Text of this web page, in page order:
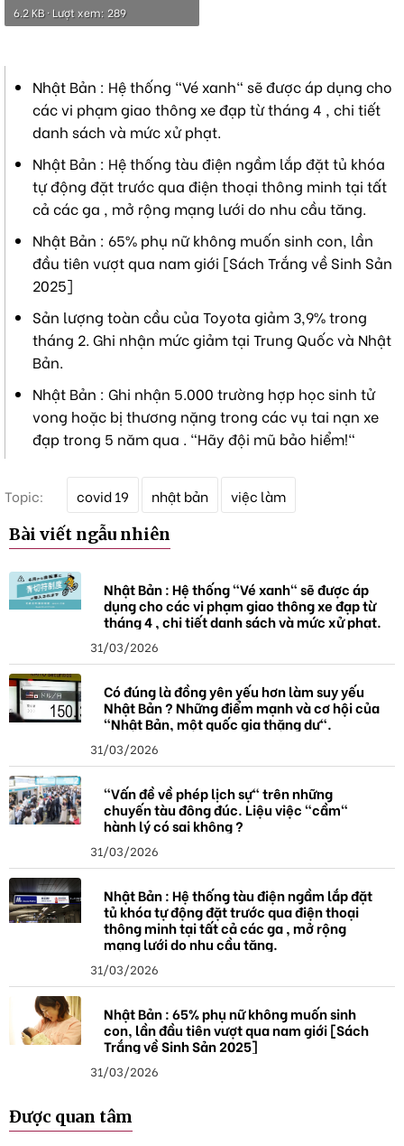
6.2 KB · Lượt xem: 289
Nhật Bản : Hệ thống "Vé xanh" sẽ được áp dụng cho
các vi phạm giao thông xe đạp từ tháng 4 , chi tiết
danh sách và mức xử phạt.
Nhật Bản : Hệ thống tàu điện ngầm lắp đặt tủ khóa
tự động đặt trước qua điện thoại thông minh tại tất
cả các ga , mở rộng mạng lưới do nhu cầu tăng.
Nhật Bản : 65% phụ nữ không muốn sinh con, lần
đầu tiên vượt qua nam giới [Sách Trắng về Sinh Sản
2025]
Sản lượng toàn cầu của Toyota giảm 3,9% trong
tháng 2. Ghi nhận mức giảm tại Trung Quốc và Nhật
Bản.
Nhật Bản : Ghi nhận 5.000 trường hợp học sinh tử
vong hoặc bị thương nặng trong các vụ tai nạn xe
đạp trong 5 năm qua . "Hãy đội mũ bảo hiểm!"
Topic:
k
h
a
covid 19 nhật bản việc làm
Bài viết ngẫu nhiên
Nhật Bản : Hệ thống "Vé xanh" sẽ được áp
dụng cho các vi phạm giao thông xe đạp từ
tháng 4 , chi tiết danh sách và mức xử phạt.
31/03/2026
Có đúng là đồng yên yếu hơn làm suy yếu
Nhật Bản ? Những điểm mạnh và cơ hội của
"Nhật Bản, một quốc gia thặng dư".
31/03/2026
"Vấn đề về phép lịch sự" trên những
chuyến tàu đông đúc. Liệu việc "cầm"
hành lý có sai không ?
31/03/2026
Nhật Bản : Hệ thống tàu điện ngầm lắp đặt
tủ khóa tự động đặt trước qua điện thoại
thông minh tại tất cả các ga , mở rộng
mạng lưới do nhu cầu tăng.
31/03/2026
Nhật Bản : 65% phụ nữ không muốn sinh
con, lần đầu tiên vượt qua nam giới [Sách
Trắng về Sinh Sản 2025]
31/03/2026
Được quan tâm